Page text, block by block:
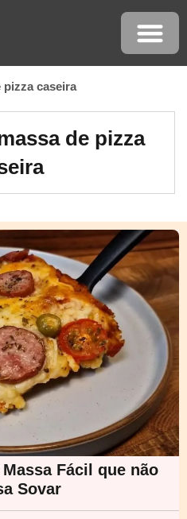
pizza caseira
de pizza
Fácil que não
Sovar